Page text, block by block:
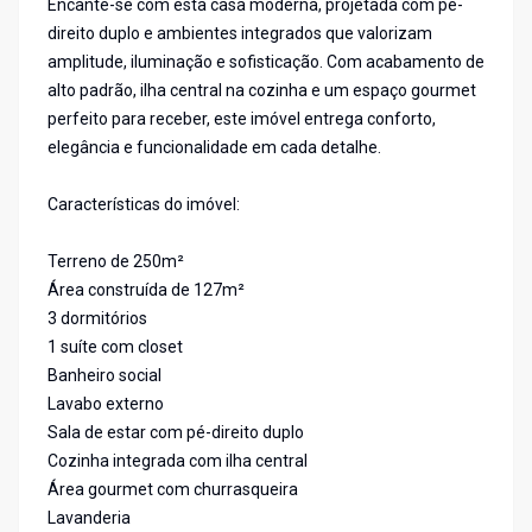
Encante-se com esta casa moderna, projetada com pé-
direito duplo e ambientes integrados que valorizam
amplitude, iluminação e sofisticação. Com acabamento de
alto padrão, ilha central na cozinha e um espaço gourmet
perfeito para receber, este imóvel entrega conforto,
elegância e funcionalidade em cada detalhe.
Características do imóvel:
Terreno de 250m²
Área construída de 127m²
3 dormitórios
1 suíte com closet
Banheiro social
Lavabo externo
Sala de estar com pé-direito duplo
Cozinha integrada com ilha central
Área gourmet com churrasqueira
Lavanderia